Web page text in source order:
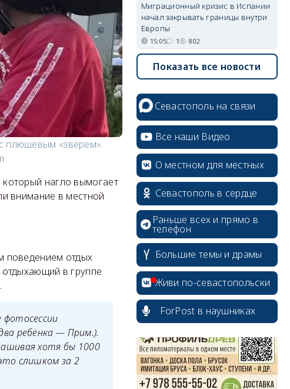
плюшевым «зверем».
нагло вымогает
внимание в местной
поведением отдых
в группе
фотосессии
ребёнка — Прим.).
хотя бы 1000
слишком за 2
Миграционный кризис в Испании
начал закрывать границы внутри
Европы
15:05 1 802
Показать все новости
Севастополь на связи
Все наши Видео
О местном для местных
Севастополь в сердце
Раньше всех и прямо в
телефон
Большие темы и драмы
Живи по-севастопольски
ForPost в наушниках
erid: 2SDnjcrDNw6
erid: 2SDnjdPjgYS